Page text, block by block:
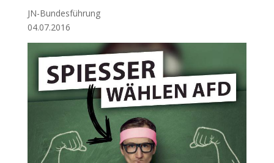
JN-Bundesführung
04.07.2016